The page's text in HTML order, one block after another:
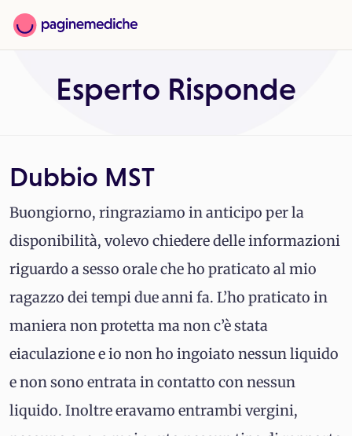
Esperto Risponde
Dubbio MST
Buongiorno, ringraziamo in anticipo per la
disponibilità, volevo chiedere delle informazioni
riguardo a sesso orale che ho praticato al mio
ragazzo dei tempi due anni fa. L’ho praticato in
maniera non protetta ma non c’è stata
eiaculazione e io non ho ingoiato nessun liquido
e non sono entrata in contatto con nessun
liquido. Inoltre eravamo entrambi vergini,